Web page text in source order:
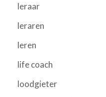
leraar
leraren
leren
life coach
loodgieter